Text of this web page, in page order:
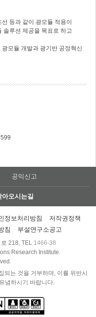
등과 같이 광모듈 적용이
솔루션 제공을 목표로 하고
모듈 개발과 광기반 공정혁신
공익신고
아오시는길
정보처리방침
저작권정책
침
부설연구소공고
218, TEL 1466-38
Research Institute.
되는 것을 거부하며, 이를 위반시
념하시기 바랍니다.